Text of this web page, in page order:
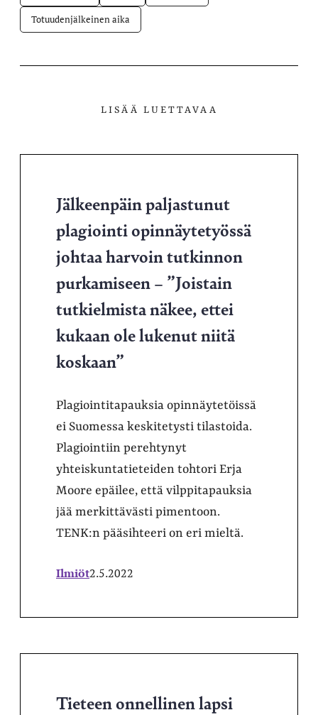
Totuudenjälkeinen aika
LISÄÄ LUETTAVAA
Jälkeenpäin paljastunut
plagiointi opinnäytetyössä
johtaa harvoin tutkinnon
purkamiseen – ”Joistain
tutkielmista näkee, ettei
kukaan ole lukenut niitä
koskaan”
Plagiointitapauksia opinnäytetöissä
ei Suomessa keskitetysti tilastoida.
Plagiointiin perehtynyt
yhteiskuntatieteiden tohtori Erja
Moore epäilee, että vilppitapauksia
jää merkittävästi pimentoon.
TENK:n pääsihteeri on eri mieltä.
Ilmiöt2.5.2022
Tieteen onnellinen lapsi